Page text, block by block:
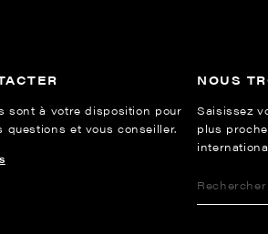
sont à votre disposition pour
questions et vous conseiller.
NOUS
Saisissez
plus